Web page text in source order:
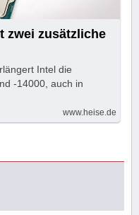
zwei zusätzliche
Intel die
-14000, auch in
www.heise.de